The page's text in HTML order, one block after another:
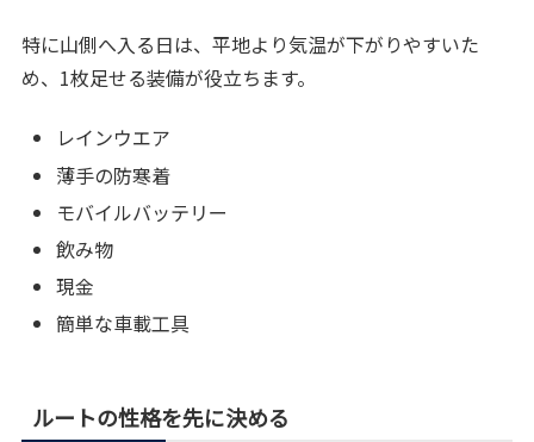
特に山側へ入る日は、平地より気温が下がりやすいた
め、1枚足せる装備が役立ちます。
レインウエア
薄手の防寒着
モバイルバッテリー
飲み物
現金
簡単な車載工具
ルートの性格を先に決める